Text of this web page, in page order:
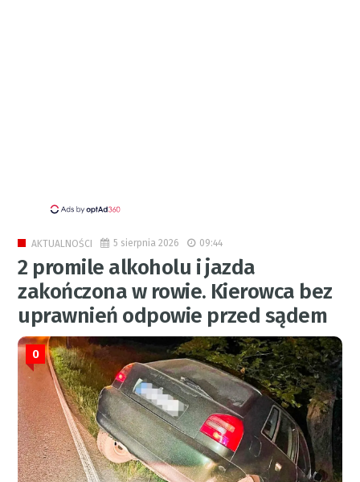
AKTUALNOŚCI 5 sierpnia 2026 09:44
2 promile alkoholu i jazda
zakończona w rowie. Kierowca bez
uprawnień odpowie przed sądem
0